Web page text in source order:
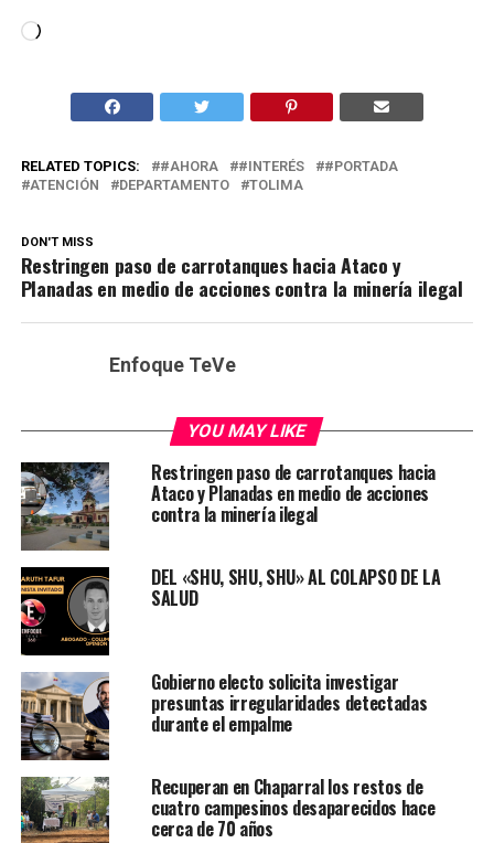
Cargando...
RELATED TOPICS: #AHORA #INTERÉS
#PORTADA
ATENCIÓN
DEPARTAMENTO TOLIMA
DON'T MISS
Restringen paso de carrotanques hacia Ataco y
Planadas en medio de acciones contra la minería ilegal
Enfoque TeVe
YOU MAY LIKE
Restringen paso de carrotanques hacia
Ataco y Planadas en medio de acciones
contra la minería ilegal
DEL «SHU, SHU, SHU» AL COLAPSO DE LA
SALUD
Gobierno electo solicita investigar
presuntas irregularidades detectadas
durante el empalme
Recuperan en Chaparral los restos de
cuatro campesinos desaparecidos hace
cerca de 70 años